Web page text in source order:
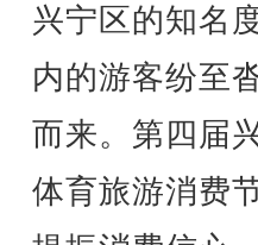
兴宁区的知名
内的游客纷至
而来。第四届
体育旅游消费